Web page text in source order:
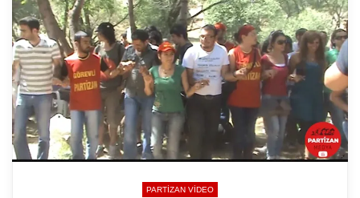
PARTIZAN VIDEO